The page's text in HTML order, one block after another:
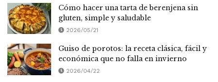
Cómo hacer una tarta de berenjena sin
gluten, simple y saludable
2026/05/21
Guiso de porotos: la receta clásica, fácil y
económica que no falla en invierno
2026/04/22